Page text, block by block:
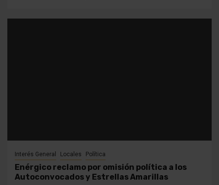
Interés General Locales Política
Enérgico reclamo por omisión política a los
Autoconvocados y Estrellas Amarillas